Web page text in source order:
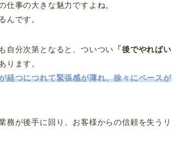
仕事の大きな魅力ですよね。
んです。
自分次第となると、ついつい
「後でやればい
ります。
経つにつれて緊張感が薄れ、徐々にペースが
務が後手に回り、お客様からの信頼を失うリ